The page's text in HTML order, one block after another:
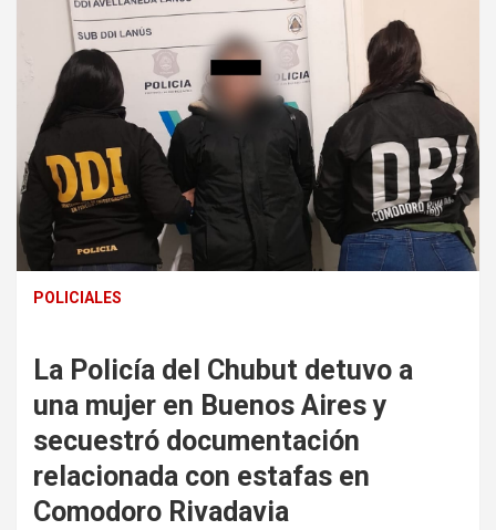
POLICIALES
La Policía del Chubut detuvo a
una mujer en Buenos Aires y
secuestró documentación
relacionada con estafas en
Comodoro Rivadavia